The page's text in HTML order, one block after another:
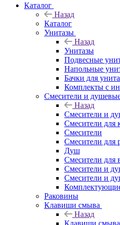
Каталог
Назад
Каталог
Унитазы
Назад
Унитазы
Подвесные
Напольные
Бачки для
Комплекты с
Смесители и
Назад
Смесители и
Смесители для
Смесители
Смесители для
Душ
Смесители для
Смесители и
Смесители и
Раковины
Клавиши смыва
Назад
Клавиши смыва